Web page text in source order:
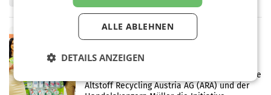
wieder Gewinn gemacht und die
Markterwartung deutlich übertroffen.
RETAIL
Müller informieren am POS über
Über den gesamten August hinweg rücken die
Altstoff Recycling Austria AG (ARA) und der
ALLE ABLEHNEN
DETAILS ANZEIGEN